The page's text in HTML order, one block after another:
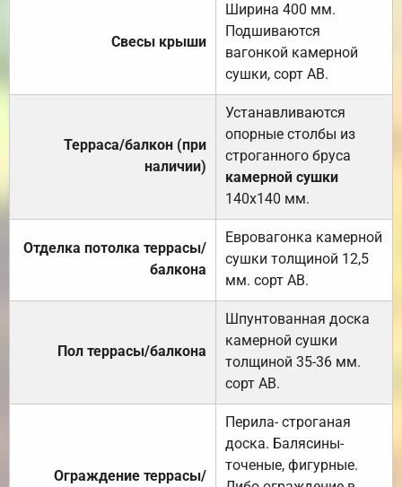
Свесы крыши
Ширина 400 мм.
Подшиваются
вагонкой камерной
сушки, сорт АВ.
Терраса/балкон (при
наличии)
Устанавливаются
опорные столбы из
строганного бруса
камерной сушки
140х140 мм.
Отделка потолка террасы/
балкона
Евровагонка камерной
сушки толщиной 12,5
мм. сорт АВ.
Пол террасы/балкона
Шпунтованная доска
камерной сушки
толщиной 35-36 мм.
сорт АВ.
Ограждение террасы/
Перила- строганая
доска. Балясины-
точеные, фигурные.